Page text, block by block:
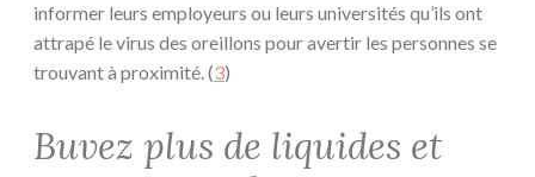
informer leurs employeurs ou leurs universités qu’ils ont
attrapé le virus des oreillons pour avertir les personnes se
trouvant à proximité. (3)
Buvez plus de liquides et